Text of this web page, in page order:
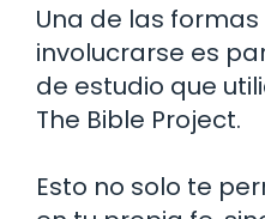
Una de las
involucrarse es
de estudio que
The Bible Project.
Esto no solo te